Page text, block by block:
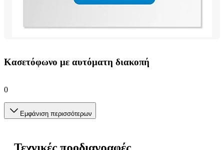
Κασετόφωνο με αυτόματη διακοπή
0
Εμφάνιση περισσότερων